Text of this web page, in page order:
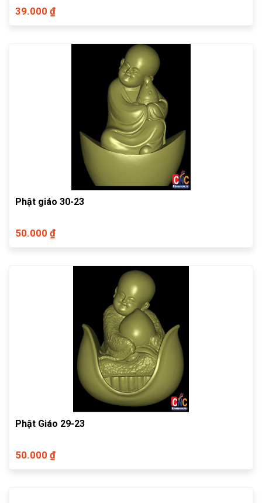
39.000 ₫
Phật giáo 30-23
50.000 ₫
Phật Giáo 29-23
50.000 ₫